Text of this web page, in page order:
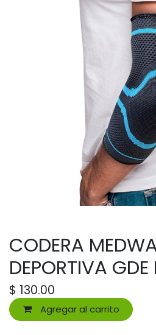
CODERA
DEPORTIVA
$ 130.00
Agregar al carrito